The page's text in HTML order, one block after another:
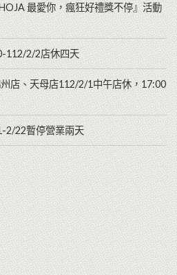
最愛你，瘋狂好禮獎不停』活動
112/2/2店休四天
店、天母店112/2/1中午店休，17:00
2/22暫停營業兩天